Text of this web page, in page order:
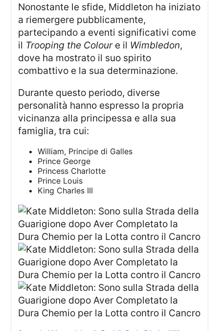
Nonostante le sfide, Middleton ha iniziato
a riemergere pubblicamente,
partecipando a eventi significativi come
il Trooping the Coloure il Wimbledon,
dove ha mostrato il suo spirito
combattivo e la sua determinazione.
Durante questo periodo, diverse
personalità hanno espresso la propria
vicinanza alla principessa e alla sua
famiglia, tra cui:
William, Principe di Galles
Prince George
Princess Charlotte
Prince Louis
King Charles III